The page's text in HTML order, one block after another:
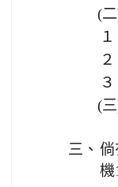
(
１
２
３
(
三、 倘
機